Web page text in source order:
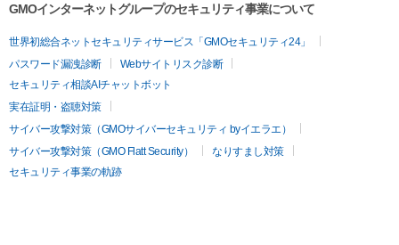
GMOインターネットグループのセキュリティ事業について
世界初総合ネットセキュリティサービス「GMOセキュリティ24」
パスワード漏洩診断
Webサイトリスク診断
セキュリティ相談AIチャットボット
実在証明・盗聴対策
サイバー攻撃対策（GMOサイバーセキュリティ byイエラエ）
サイバー攻撃対策（GMO Flatt Security）
なりすまし対策
セキュリティ事業の軌跡